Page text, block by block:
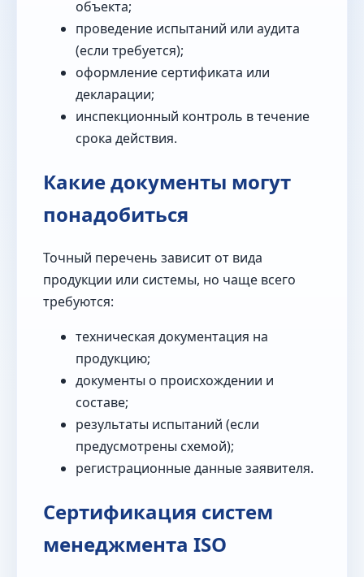
объекта;
проведение испытаний или аудита
(если требуется);
оформление сертификата или
декларации;
инспекционный контроль в течение
срока действия.
Какие документы могут
понадобиться
Точный перечень зависит от вида
продукции или системы, но чаще всего
требуются:
техническая документация на
продукцию;
документы о происхождении и
составе;
результаты испытаний (если
предусмотрены схемой);
регистрационные данные заявителя.
Сертификация систем
менеджмента ISO